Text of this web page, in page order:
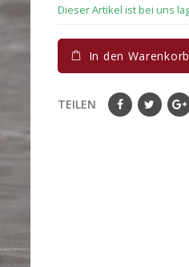
In den Warenkorb
TEILEN